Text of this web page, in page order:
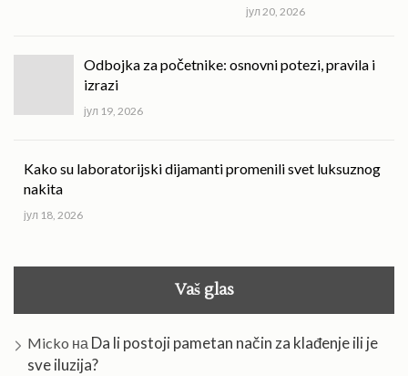
јул 20, 2026
Odbojka za početnike: osnovni potezi, pravila i
izrazi
јул 19, 2026
Kako su laboratorijski dijamanti promenili svet luksuznog
nakita
јул 18, 2026
Vaš glas
Micko на Da li postoji pametan način za klađenje ili je
sve iluzija?